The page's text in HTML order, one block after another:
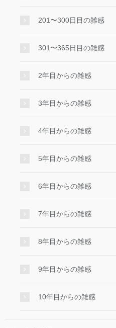
201〜300日目の雑感
301〜365日目の雑感
2年目からの雑感
3年目からの雑感
4年目からの雑感
5年目からの雑感
6年目からの雑感
7年目からの雑感
8年目からの雑感
9年目からの雑感
10年目からの雑感